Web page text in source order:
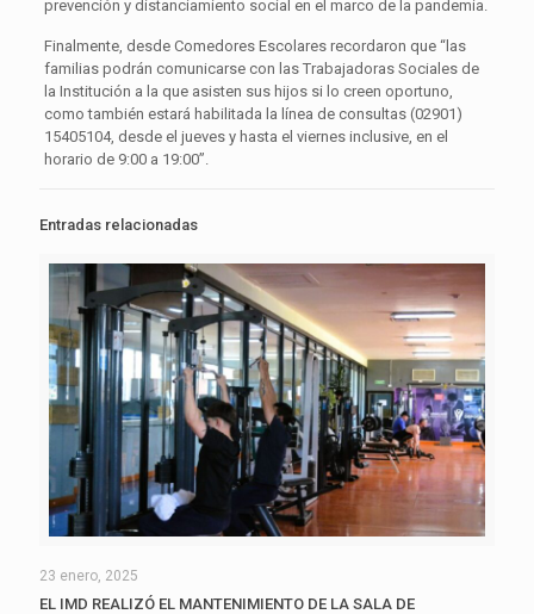
prevención y distanciamiento social en el marco de la pandemia.
Finalmente, desde Comedores Escolares recordaron que “las
familias podrán comunicarse con las Trabajadoras Sociales de
la Institución a la que asisten sus hijos si lo creen oportuno,
como también estará habilitada la línea de consultas (02901)
15405104, desde el jueves y hasta el viernes inclusive, en el
horario de 9:00 a 19:00”.
Entradas relacionadas
23 enero, 2025
EL IMD REALIZÓ EL MANTENIMIENTO DE LA SALA DE